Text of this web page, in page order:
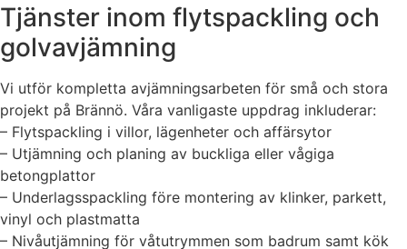
Tjänster inom flytspackling och
golvavjämning
Vi utför kompletta avjämningsarbeten för små och stora
projekt på Brännö. Våra vanligaste uppdrag inkluderar:
– Flytspackling i villor, lägenheter och affärsytor
– Utjämning och planing av buckliga eller vågiga
betongplattor
– Underlagsspackling före montering av klinker, parkett,
vinyl och plastmatta
– Nivåutjämning för våtutrymmen som badrum samt kök